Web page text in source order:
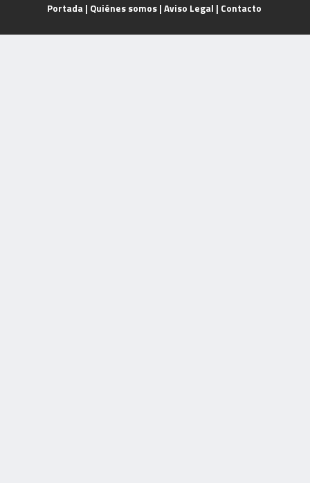
Portada | Quiénes somos| Aviso Legal | Contacto